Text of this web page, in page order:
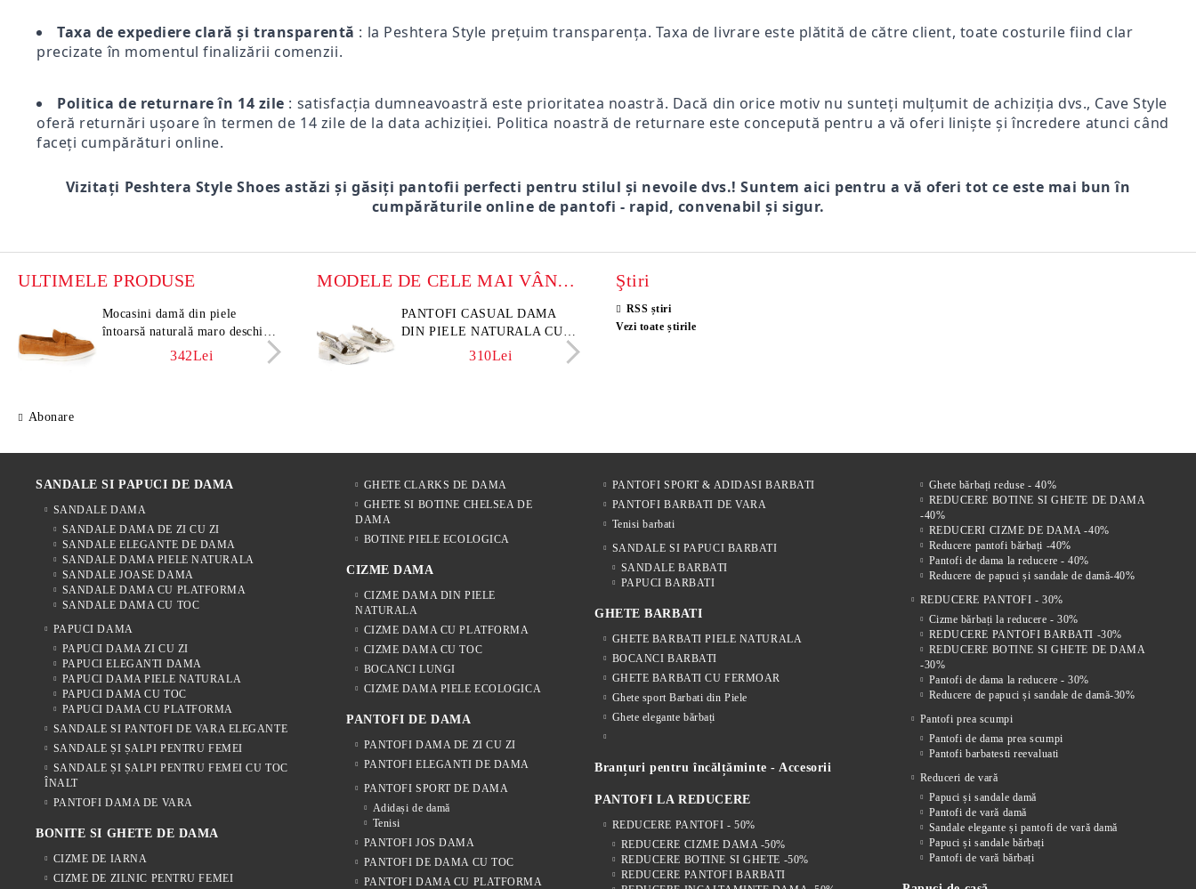
Taxa de expediere clară și transparentă : la Peshtera Style prețuim transparența. Taxa de livrare este plătită de către client, toate costurile fiind clar
precizate în momentul finalizării comenzii.
Politica de returnare în 14 zile : satisfacția dumneavoastră este prioritatea noastră. Dacă din orice motiv nu sunteți mulțumit de achiziția dvs., Cave Style
oferă returnări ușoare în termen de 14 zile de la data achiziției. Politica noastră de returnare este concepută pentru a vă oferi liniște și încredere atunci când
faceți cumpărături online.
Vizitați Peshtera Style Shoes astăzi și găsiți pantofii perfecti pentru stilul și nevoile dvs.! Suntem aici pentru a vă oferi tot ce este mai bun în
cumpărăturile online de pantofi - rapid, convenabil și sigur.
ULTIMELE PRODUSE
Mocasini damă din piele
întoarsă naturală maro deschis –
342Lei
Mocasini damă din piele
întoarsă naturală maro închis –
Vero Lume
342Lei
Sandale damă din piele velur
naturală culoare maro deschis
Abonare
MODELE DE CELE MAI VÂNZATE
PANTOFI CASUAL DAMA
DIN PIELE NATURALA CU
IMPRIMEU FLORAL -
310Lei
ELIA MOVE – PANTOFI DE
VARĂ ALBI DIN PIELE
Ştiri
RSS știri
Vezi toate știrile
SANDALE SI PAPUCI DE DAMA
SANDALE DAMA
SANDALE DAMA DE ZI CU ZI
SANDALE ELEGANTE DE DAMA
SANDALE DAMA PIELE NATURALA
SANDALE JOASE DAMA
SANDALE DAMA CU PLATFORMA
SANDALE DAMA CU TOC
PAPUCI DAMA
PAPUCI DAMA ZI CU ZI
PAPUCI ELEGANTI DAMA
PAPUCI DAMA PIELE NATURALA
PAPUCI DAMA CU TOC
PAPUCI DAMA CU PLATFORMA
SANDALE SI PANTOFI DE VARA ELEGANTE
SANDALE ȘI ȘALPI PENTRU FEMEI
SANDALE ȘI ȘALPI PENTRU FEMEI CU TOC
ÎNALT
PANTOFI DAMA DE VARA
BONITE SI GHETE DE DAMA
CIZME DE IARNA
CIZME DE ZILNIC PENTRU FEMEI
GHETE CLARKS DE DAMA
GHETE SI BOTINE CHELSEA DE
DAMA
BOTINE PIELE ECOLOGICA
CIZME DAMA
CIZME DAMA DIN PIELE
NATURALA
CIZME DAMA CU PLATFORMA
CIZME DAMA CU TOC
BOCANCI LUNGI
CIZME DAMA PIELE ECOLOGICA
PANTOFI DE DAMA
PANTOFI DAMA DE ZI CU ZI
PANTOFI ELEGANTI DE DAMA
PANTOFI SPORT DE DAMA
Adidași de damă
Tenisi
PANTOFI JOS DAMA
PANTOFI DE DAMA CU TOC
PANTOFI DAMA CU PLATFORMA
PANTOFI SPORT & ADIDASI BARBATI
PANTOFI BARBATI DE VARA
Tenisi barbati
SANDALE SI PAPUCI BARBATI
SANDALE BARBATI
PAPUCI BARBATI
GHETE BARBATI
GHETE BARBATI PIELE NATURALA
BOCANCI BARBATI
GHETE BARBATI CU FERMOAR
Ghete sport Barbati din Piele
Ghete elegante bărbați
Branțuri pentru încălțăminte - Accesorii
PANTOFI LA REDUCERE
REDUCERE PANTOFI - 50%
REDUCERE CIZME DAMA -50%
REDUCERE BOTINE SI GHETE -50%
REDUCERE PANTOFI BARBATI
Ghete bărbați reduse - 40%
REDUCERE BOTINE SI GHETE DE DAMA
-40%
REDUCERI CIZME DE DAMA -40%
Reducere pantofi bărbați -40%
Pantofi de dama la reducere - 40%
Reducere de papuci și sandale de damă-40%
REDUCERE PANTOFI - 30%
Cizme bărbați la reducere - 30%
REDUCERE PANTOFI BARBATI -30%
REDUCERE BOTINE SI GHETE DE DAMA
-30%
Pantofi de dama la reducere - 30%
Reducere de papuci și sandale de damă-30%
Pantofi prea scumpi
Pantofi de dama prea scumpi
Pantofi barbatesti reevaluati
Reduceri de vară
Papuci și sandale damă
Pantofi de vară damă
Sandale elegante și pantofi de vară damă
Papuci și sandale bărbați
Pantofi de vară bărbați